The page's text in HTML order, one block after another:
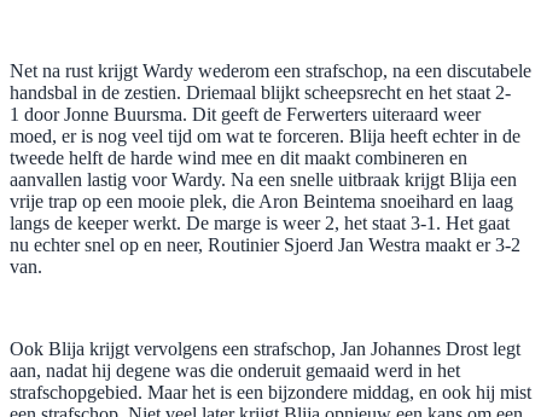
Net na rust krijgt Wardy wederom een strafschop, na een discutabele
handsbal in de zestien. Driemaal blijkt scheepsrecht en het staat 2-
1 door Jonne Buursma. Dit geeft de Ferwerters uiteraard weer
moed, er is nog veel tijd om wat te forceren. Blija heeft echter in de
tweede helft de harde wind mee en dit maakt combineren en
aanvallen lastig voor Wardy. Na een snelle uitbraak krijgt Blija een
vrije trap op een mooie plek, die Aron Beintema snoeihard en laag
langs de keeper werkt. De marge is weer 2, het staat 3-1. Het gaat
nu echter snel op en neer, Routinier Sjoerd Jan Westra maakt er 3-2
van.
Ook Blija krijgt vervolgens een strafschop, Jan Johannes Drost legt
aan, nadat hij degene was die onderuit gemaaid werd in het
strafschopgebied. Maar het is een bijzondere middag, en ook hij mist